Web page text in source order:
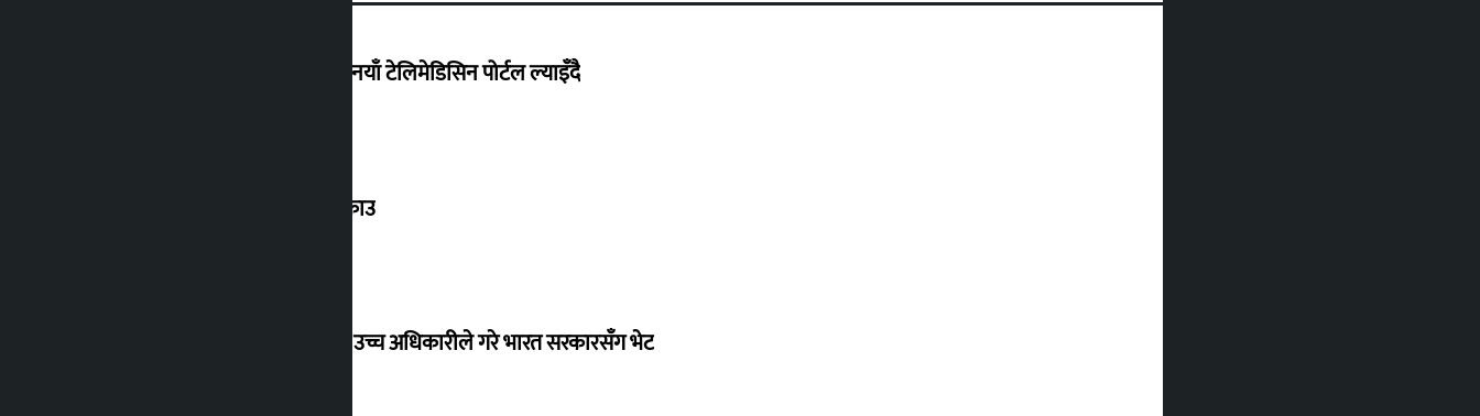
वैदेशिक रोजगारीमा रहेका श्रमिकका लागि नयाँ टेलिमेडिसिन पोर्टल ल्याइँदै
बेलायत पठाइदिन्छु भन्दै ठगी गर्ने व्यक्ति पक्राउ
मोदीको भिडियो हटाइएपछि हंगामा, मेटाका उच्च अधिकारीले गरे भारत सरकारसँग भेट